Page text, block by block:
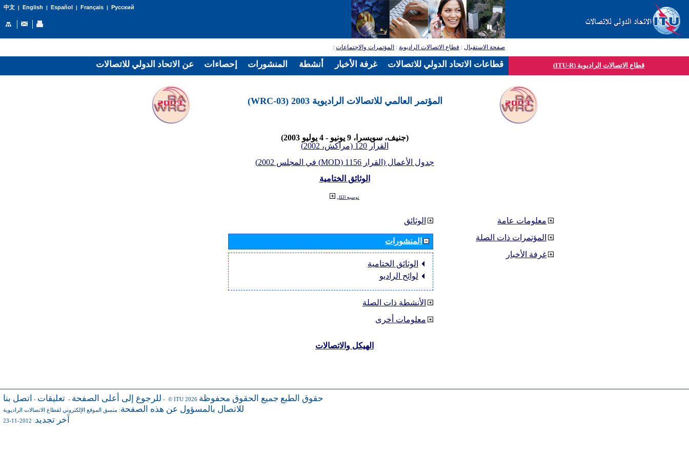
中文| English | Español | Français| Русский
صفحة الاستقبال: قطاع الاتصالات الراديوية: المؤتمرات والاجتماعات:
قطاع الاتصالات الراديوية (ITU-R)
المؤتمر العالمي للاتصالات الراديوية 2003 (WRC-03)
(جنيف، سويسرا، 9 يونيو - 4 يوليو 2003)
القرار 120 (مراكش، 2002)
جدول الأعمال (القرار 1156 (MOD) في المجلس 2002)
الوثائق الختامية
توسيع الكل
الوثائق
المنشورات
الوثائق الختامية
لوائح الراديو
الأنشطة ذات الصلة
معلومات أخرى
معلومات عامة
المؤتمرات ذات الصلة
غرفة الأخبار
الهيكل والاتصالات
للرجوع إلى أعلى الصفحة - تعليقات - اتصل بنا - © ITU 2026 حقوق الطبع جميع الحقوق محفوظة
للاتصال بالمسؤول عن هذه الصفحة: منسق الموقع الإلكتروني لقطاع الاتصالات الراديوية
آخر تجديد: 2012-11-23
عن الاتحاد الدولي للاتصالات إحصاءات المنشورات أنشطة غرفة الأخبار قطاعات الاتحاد الدولي للاتصالات